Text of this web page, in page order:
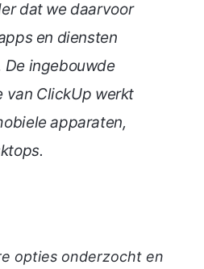
dat we daarvoor
en diensten
De ingebouwde
van ClickUp werkt
apparaten,
opties onderzocht en